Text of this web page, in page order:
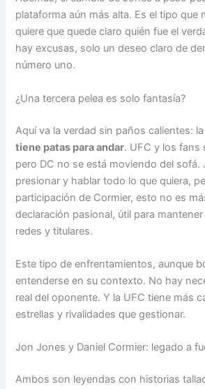
plataforma aún más alta. Es el tipo que
quiere que quede claro quién fue el
hay excusas, solo un deseo claro de
número uno.
¿Una tercera pelea es solo fantasía?
Aquí va la verdad sin paños calientes:
tiene patas para andar. UFC y los fans
pero DC no se está moviendo del sofá.
presionar y hablar todo lo que quiera,
participación de Cormier, esto no es
declaración pasional, útil para
redes y titulares.
Este tipo de enfrentamientos, aunque
entenderse en su contexto. No hay
real del oponente. Y la UFC tiene más
estrellas y rivalidades que gestionar.
Jon Jones y Daniel Cormier: legado a
Ambos son leyendas con historias